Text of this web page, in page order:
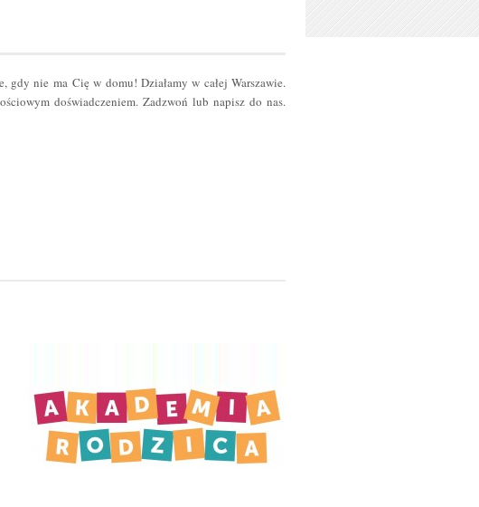
nie ma Cię w domu! Działamy w całej Warszawie.
doświadczeniem. Zadzwoń lub napisz do nas.